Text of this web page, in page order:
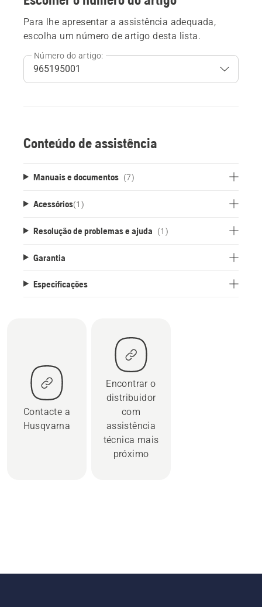
Para lhe apresentar a assistência adequada,
escolha um número de artigo desta lista.
Número do artigo:
Conteúdo de assistência
Manuais e documentos (7)
Acessórios(1 )
Resolução de problemas e ajuda (1)
Garantia
Especificações
Contacte a
Husqvarna
Encontrar o
distribuidor
com
assistência
técnica mais
próximo